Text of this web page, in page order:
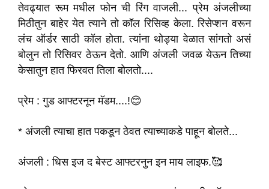
तेवढ्यात रूम मधील फोन ची रिंग वाजली... प्रेम अंजलीच्या
मिठीतुन बाहेर येत त्याने तो कॉल रिसिव्ह केला. रिसेप्शन वरून
लंच ऑर्डर साठी कॉल होता. त्यांना थोड्या वेळात सांगतो असं
बोलुन तो रिसिवर ठेऊन देतो. आणि अंजली जवळ येऊन तिच्या
केसातुन हात फिरवत तिला बोलतो....
प्रेम : गुड आफ्टरनून मॅडम....!😊
* अंजली त्याचा हात पकडून ठेवत त्याच्याकडे पाहून बोलते...
अंजली : धिस इज द बेस्ट आफ्टरनुन इन माय लाइफ.🥰